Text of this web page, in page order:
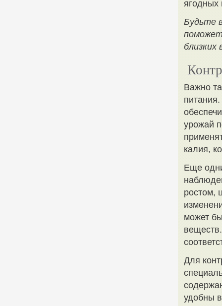
ягодных
Будьте
близких
Важно
урожай
калия,
Еще
ростом,
может
Для
удобны